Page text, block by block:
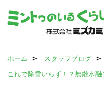
ホーム
スタッフブログ
これで除雪いらず！？無散水